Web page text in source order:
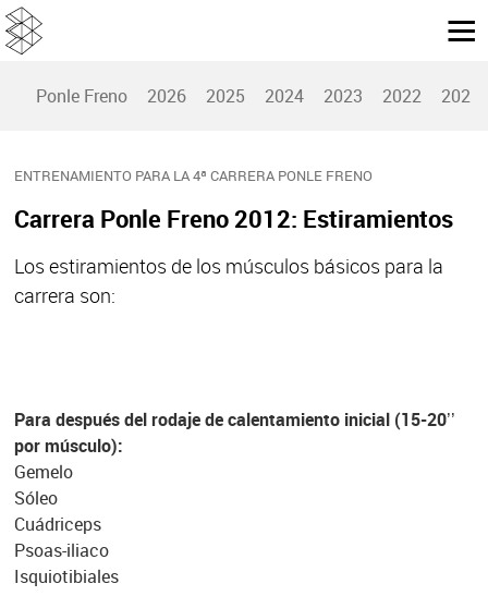
Ponle Freno 2026 2025 2024 2023 2022 2021
ENTRENAMIENTO PARA LA 4ª CARRERA PONLE FRENO
Carrera Ponle Freno 2012: Estiramientos
Los estiramientos de los músculos básicos para la
carrera son:
Para después del rodaje de calentamiento inicial (15-20’’
por músculo):
Gemelo
Sóleo
Cuádriceps
Psoas-iliaco
Isquiotibiales